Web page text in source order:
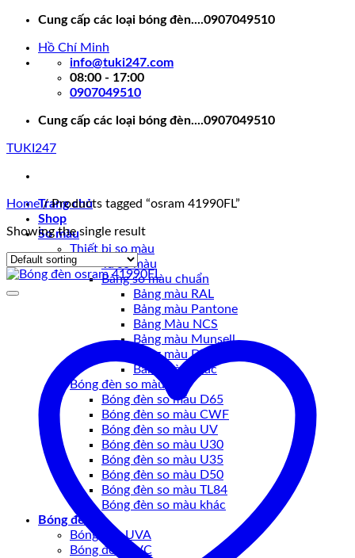
Skip
content
Cung cấp các loại bóng đèn....0907049510
Hồ Chí Minh
info@tuki247.com
08:00 - 17:00
0907049510
Cung cấp các loại bóng đèn....0907049510
TUKI247
Trang chủ
Shop
So màu
Thiết bị so màu
Tủ so màu
Bảng so màu chuẩn
Bảng màu RAL
Bảng màu Pantone
Bảng Màu NCS
Bảng màu Munsell
Bảng màu DIC
Bảng màu khác
Bóng đèn so màu
Bóng đèn so màu D65
Bóng đèn so màu CWF
Bóng đèn so màu UV
Bóng đèn so màu U30
Bóng đèn so màu U35
Bóng đèn so màu D50
Bóng đèn so màu TL84
Bóng đèn so màu khác
Bóng đèn
Bóng đèn UVA
Bóng đèn UVC
Home /Products tagged “osram 41990FL”
Showing the single result